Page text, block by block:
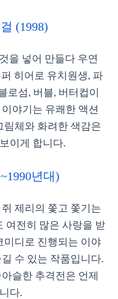
(1998)
을 넣어 만들다 우연
히어로 유치원생, 파
로섬, 버블, 버터컵이
야기는 유쾌한 액션
림체와 화려한 색감은
이게 합니다.
년대)
제리의 쫓고 쫓기는
여전히 많은 사랑을 받
미디로 진행되는 이야
수 있는 작품입니다.
슬한 추격전은 언제
다.